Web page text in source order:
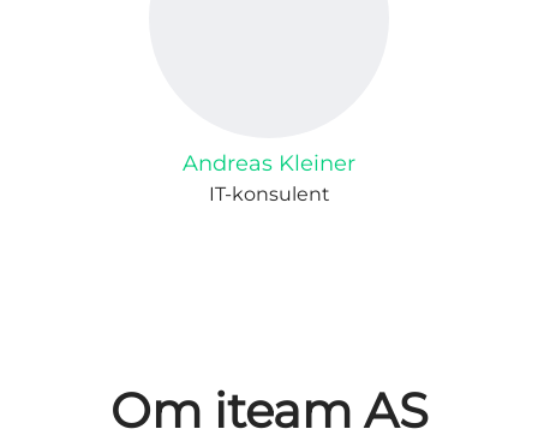
Andreas Kleiner
IT-konsulent
Om iteam AS